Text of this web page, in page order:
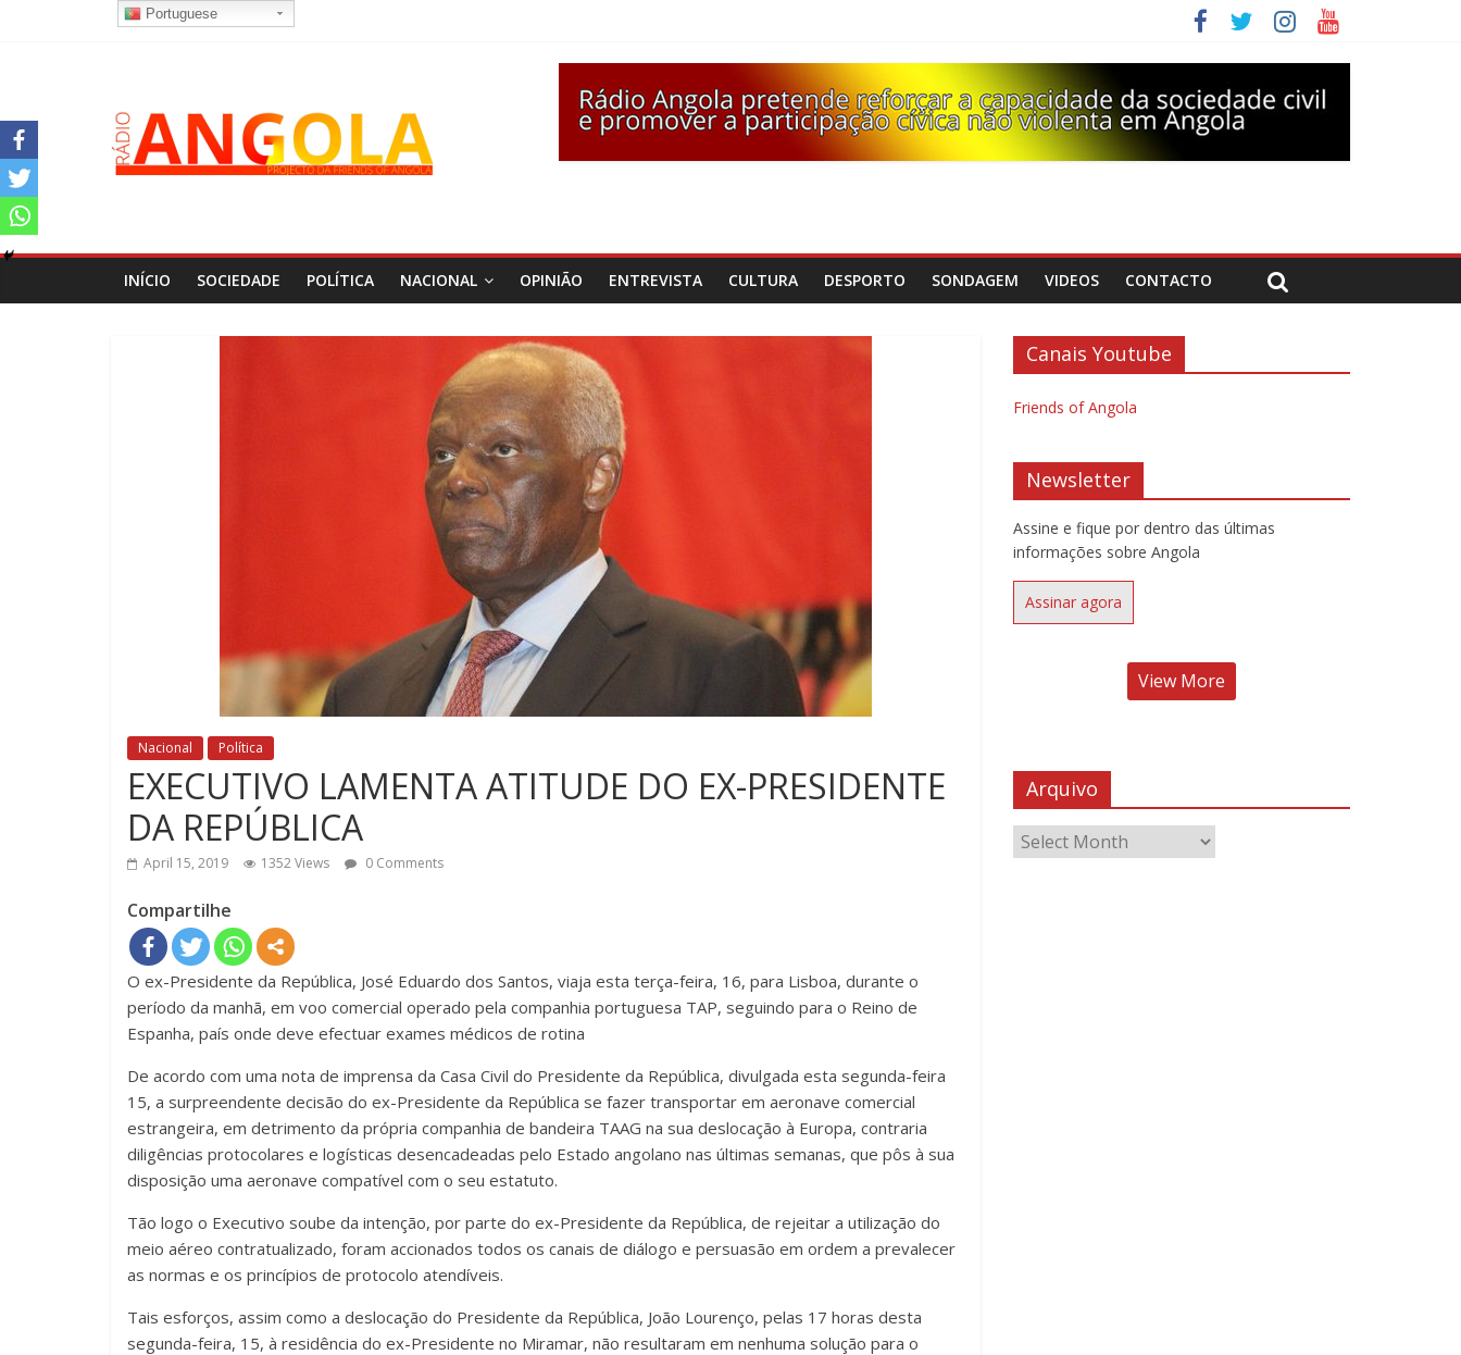
INÍCIO SOCIEDADE POLÍTICA NACIONAL OPINIÃO ENTREVISTA CULTURA DESPORTO SONDAGEM VIDEOS CONTACTO
Nacional Política
EXECUTIVO LAMENTA ATITUDE DO EX-PRESIDENTE
DA REPÚBLICA
April 15, 2019 1352 Views 0 Comments
Compartilhe
O ex-Presidente da República, José Eduardo dos Santos, viaja esta terça-feira, 16, para Lisboa, durante o
período da manhã, em voo comercial operado pela companhia portuguesa TAP, seguindo para o Reino de
Espanha, país onde deve efectuar exames médicos de rotina
De acordo com uma nota de imprensa da Casa Civil do Presidente da República, divulgada esta segunda-feira
15, a surpreendente decisão do ex-Presidente da República se fazer transportar em aeronave comercial
estrangeira, em detrimento da própria companhia de bandeira TAAG na sua deslocação à Europa, contraria
diligências protocolares e logísticas desencadeadas pelo Estado angolano nas últimas semanas, que pôs à sua
disposição uma aeronave compatível com o seu estatuto.
Tão logo o Executivo soube da intenção, por parte do ex-Presidente da República, de rejeitar a utilização do
meio aéreo contratualizado, foram accionados todos os canais de diálogo e persuasão em ordem a prevalecer
as normas e os princípios de protocolo atendíveis.
Tais esforços, assim como a deslocação do Presidente da República, João Lourenço, pelas 17 horas desta
segunda-feira, 15, à residência do ex-Presidente no Miramar, não resultaram em nenhuma solução para o
Canais Youtube
Friends of Angola
Newsletter
Assine e fique por dentro das últimas
informações sobre Angola
Assinar agora
View More
Arquivo
Portuguese